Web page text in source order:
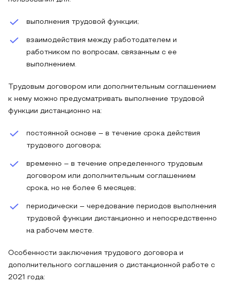
выполнения трудовой функции;
взаимодействия между работодателем и
работником по вопросам, связанным с ее
выполнением.
Трудовым договором или дополнительным соглашением
к нему можно предусматривать выполнение трудовой
функции дистанционно на:
постоянной основе – в течение срока действия
трудового договора;
временно – в течение определенного трудовым
договором или дополнительным соглашением
срока, но не более 6 месяцев;
периодически – чередование периодов выполнения
трудовой функции дистанционно и непосредственно
на рабочем месте.
Особенности заключения трудового договора и
дополнительного соглашения о дистанционной работе с
2021 года: